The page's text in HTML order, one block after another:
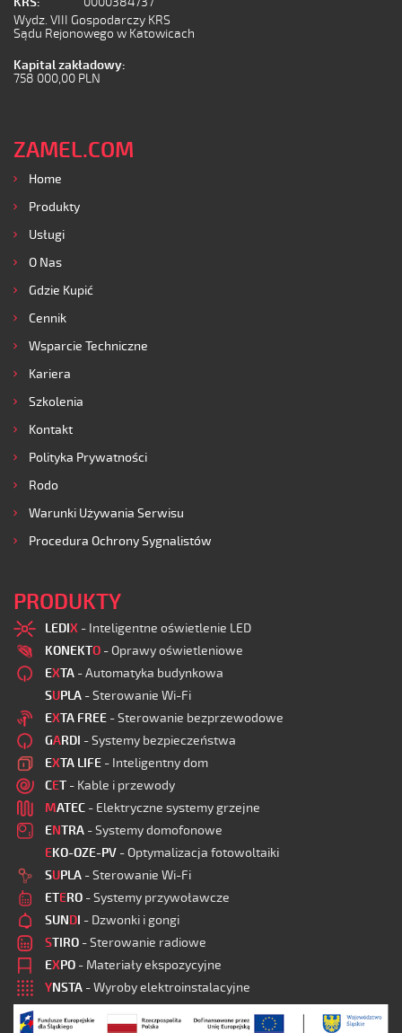
Wydz. VIII Gospodarczy KRS
Sądu Rejonowego w Katowicach
Kapital zakładowy:
758 000,00 PLN
ZAMEL.COM
Home
Produkty
Usługi
O Nas
Gdzie Kupić
Cennik
Wsparcie Techniczne
Kariera
Szkolenia
Kontakt
Polityka Prywatności
Rodo
Warunki Używania Serwisu
Procedura Ochrony Sygnalistów
PRODUKTY
LEDIX - Inteligentne oświetlenie LED
KONEKTO - Oprawy oświetleniowe
EXTA - Automatyka budynkowa
SUPLA - Sterowanie Wi-Fi
EXTA FREE - Sterowanie bezprzewodowe
GARDI - Systemy bezpieczeństwa
EXTA LIFE - Inteligentny dom
CET - Kable i przewody
MATEC - Elektryczne systemy grzejne
ENTRA - Systemy domofonowe
EKO-OZE-PV - Optymalizacja fotowoltaiki
SUPLA - Sterowanie Wi-Fi
ETERO - Systemy przywoławcze
SUNDI - Dzwonki i gongi
STIRO - Sterowanie radiowe
EXPO - Materiały ekspozycyjne
YNSTA - Wyroby elektroinstalacyjne